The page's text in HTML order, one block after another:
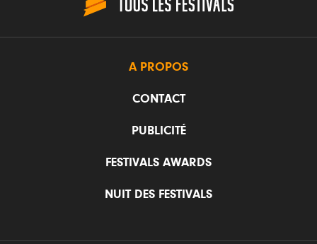
A PROPOS
CONTACT
PUBLICITÉ
FESTIVALS AWARDS
NUIT DES FESTIVALS